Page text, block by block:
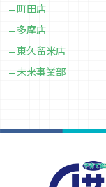
町田店
多摩店
東久留米店
未来事業部